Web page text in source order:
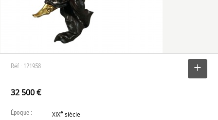
Réf : 121958
32 500 €
Époque : XIXe siècle